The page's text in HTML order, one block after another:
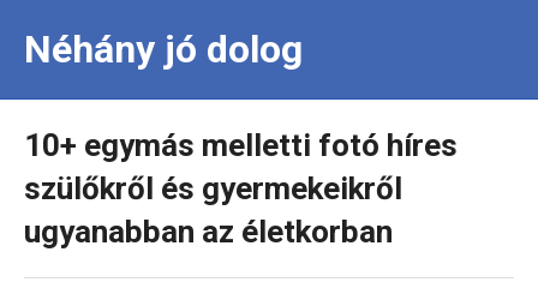
Néhány jó dolog
10+ egymás melletti fotó híres
szülőkről és gyermekeikről
ugyanabban az életkorban